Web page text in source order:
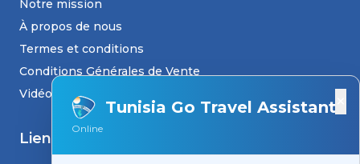
Tunisia Go Travel Assistant
Online
Notre mission
À propos de nous
Termes et conditions
Conditions Générales de Vente
Vidéos
Liens